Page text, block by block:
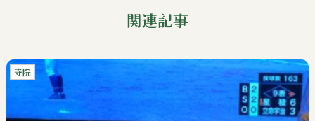
関連記事
寺院